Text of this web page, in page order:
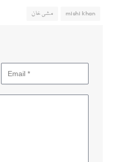
mishi khan مشی خان